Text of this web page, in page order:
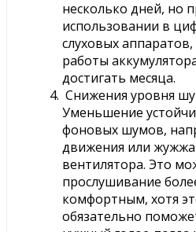
несколько дней, но
использовании в
слуховых
работы
достигать месяца.
Снижения уровня
Уменьшение
фоновых шумов,
движения или
вентилятора. Это
прослушивание
комфортным, хотя
обязательно